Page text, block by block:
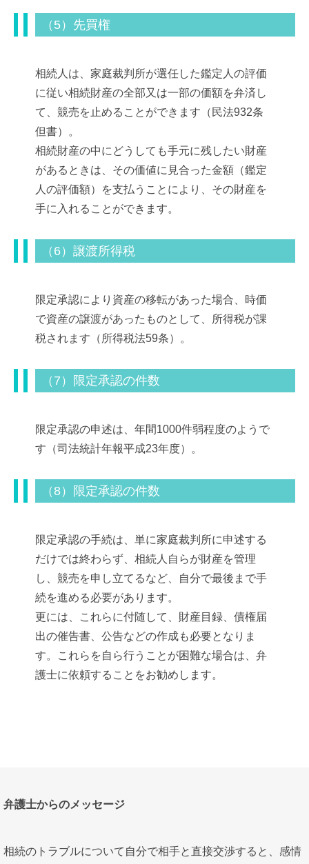
（5）先買権
相続人は、家庭裁判所が選任した鑑定人の評価
に従い相続財産の全部又は一部の価額を弁済し
て、競売を止めることができます（民法932条
但書）。
相続財産の中にどうしても手元に残したい財産
があるときは、その価値に見合った金額（鑑定
人の評価額）を支払うことにより、その財産を
手に入れることができます。
（6）譲渡所得税
限定承認により資産の移転があった場合、時価
で資産の譲渡があったものとして、所得税が課
税されます（所得税法59条）。
（7）限定承認の件数
限定承認の申述は、年間1000件弱程度のようで
す（司法統計年報平成23年度）。
（8）限定承認の件数
限定承認の手続は、単に家庭裁判所に申述する
だけでは終わらず、相続人自らが財産を管理
し、競売を申し立てるなど、自分で最後まで手
続を進める必要があります。
更には、これらに付随して、財産目録、債権届
出の催告書、公告などの作成も必要となりま
す。これらを自ら行うことが困難な場合は、弁
護士に依頼することをお勧めします。
弁護士からのメッセージ
相続のトラブルについて自分で相手と直接交渉すると、感情